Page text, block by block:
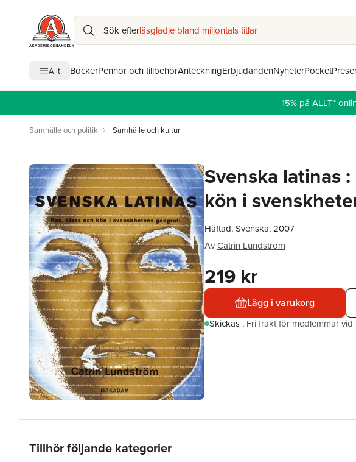
Sök efterläsglädje bland miljontals titlar
Allt BöckerPennor och tillbehörAnteckningErbjudandenNyheterPocket
15% på ALLT*
Samhälle och politik Samhälle och kultur
Svenska latinas
kön i
Häftad, Svenska, 2007
AvCatrin Lundström
219 kr
Lägg i varukorg
Skickas . Fri frakt för medlemmar
Tillhör följande kategorier